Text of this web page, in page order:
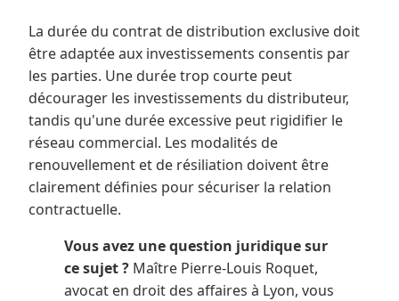
La durée du contrat de distribution exclusive doit
être adaptée aux investissements consentis par
les parties. Une durée trop courte peut
décourager les investissements du distributeur,
tandis qu'une durée excessive peut rigidifier le
réseau commercial. Les modalités de
renouvellement et de résiliation doivent être
clairement définies pour sécuriser la relation
contractuelle.
Vous avez une question juridique sur
ce sujet ? Maître Pierre-Louis Roquet,
avocat en droit des affaires à Lyon, vous